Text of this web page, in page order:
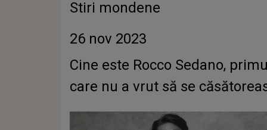
Stiri mondene
26 nov 2023
Cine este Rocco Sedano,
care nu a vrut să se